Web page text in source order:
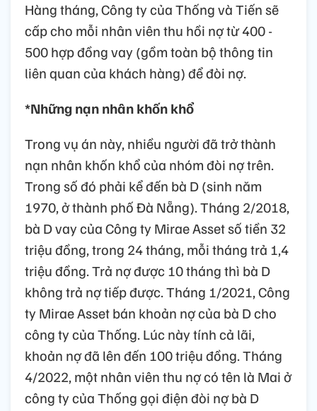
Hàng tháng, Công ty của Thống và Tiến sẽ
cấp cho mỗi nhân viên thu hồi nợ từ 400 -
500 hợp đồng vay (gồm toàn bộ thông tin
liên quan của khách hàng) để đòi nợ.
*Những nạn nhân khốn khổ
Trong vụ án này, nhiều người đã trở thành
nạn nhân khốn khổ của nhóm đòi nợ trên.
Trong số đó phải kể đến bà D (sinh năm
1970, ở thành phố Đà Nẵng). Tháng 2/2018,
bà D vay của Công ty Mirae Asset số tiền 32
triệu đồng, trong 24 tháng, mỗi tháng trả 1,4
triệu đồng. Trả nợ được 10 tháng thì bà D
không trả nợ tiếp được. Tháng 1/2021, Công
ty Mirae Asset bán khoản nợ của bà D cho
công ty của Thống. Lúc này tính cả lãi,
khoản nợ đã lên đến 100 triệu đồng. Tháng
4/2022, một nhân viên thu nợ có tên là Mai ở
công ty của Thống gọi điện đòi nợ bà D